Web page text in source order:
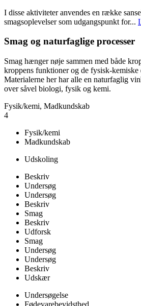
I disse aktiviteter anvendes en række
smagsoplevelser som udgangspunkt for...
Smag og naturfaglige processer
Smag hænger nøje sammen med både
kroppens funktioner og de fysisk-kemiske
Materialerne her har alle en naturfaglig
over såvel biologi, fysik og kemi.
Fysik/kemi, Madkundskab
4
Fysik/kemi
Madkundskab
Udskoling
Beskriv
Undersøg
Undersøg
Beskriv
Smag
Beskriv
Udforsk
Smag
Undersøg
Undersøg
Beskriv
Udskær
Undersøgelse
Fødevarebevidsthed